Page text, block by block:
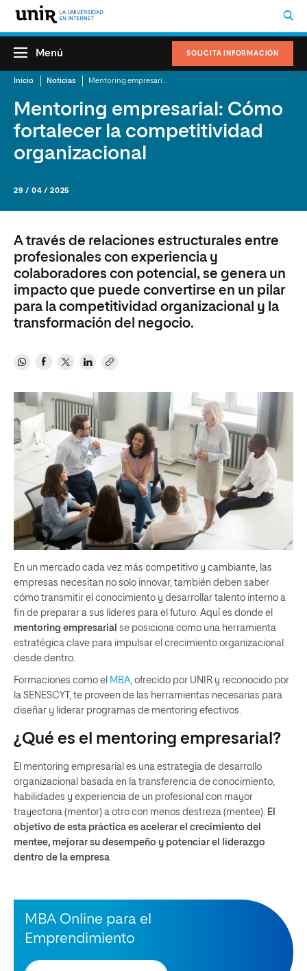
SOLICITA INFORMACIÓN
Menú
Inicio Noticias
Mentoring empresarial: Cómo
fortalecer la competitividad
organizacional
29 / 04 / 2025
A través de relaciones estructurales entre
profesionales con experiencia y
colaboradores con potencial, se genera un
impacto que puede convertirse en un pilar
para la competitividad organizacional y la
transformación del negocio.
En un mercado cada vez más competitivo y cambiante, las
empresas necesitan no solo innovar, también deben saber
cómo transmitir el conocimiento y desarrollar talento interno a
fin de preparar a sus líderes para el futuro. Aquí es donde el
mentoring empresarial se posiciona como una herramienta
estratégica clave para impulsar el crecimiento organizacional
desde dentro.
Formaciones como el MBA , ofrecido por UNIR y reconocido por
la SENESCYT, te proveen de las herramientas necesarias para
diseñar y liderar programas de mentoring efectivos.
¿Qué es el mentoring empresarial?
El mentoring empresarial es una estrategia de desarrollo
organizacional basada en la transferencia de conocimiento,
habilidades y experiencia de un profesional con mayor
trayectoria (mentor) a otro con menos destreza (mentee). El
objetivo de esta práctica es acelerar el crecimiento del
mentee, mejorar su desempeño y potenciar el liderazgo
dentro de la empresa
MBA Online para el
Emprendimiento